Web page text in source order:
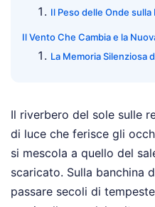
Il Peso delle Onde sulla
Il Vento Che Cambia e la
La Memoria Silenziosa
Il riverbero del sole sulle
di luce che ferisce gli
si mescola a quello del
scaricato. Sulla banchina
passare secoli di